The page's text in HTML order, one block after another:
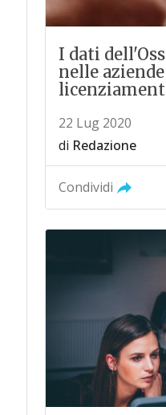
I dati
nelle
22 Lug 2020
di Redazione
Condividi